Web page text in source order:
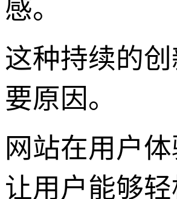
感。
这种持续的
要原因。
网站在用户
让用户能够